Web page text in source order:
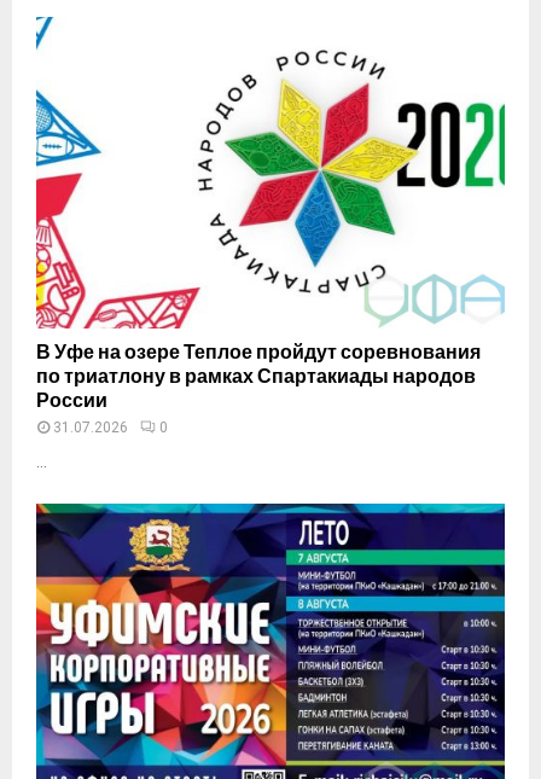
В Уфе на озере Теплое пройдут соревнования
по триатлону в рамках Спартакиады народов
России
31.07.2026 0